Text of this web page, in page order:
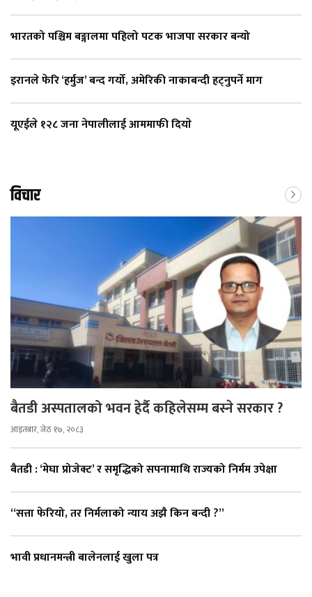
भारतको पश्चिम बङ्गालमा पहिलो पटक भाजपा सरकार बन्यो
इरानले फेरि ‘हर्मुज’ बन्द गर्यो, अमेरिकी नाकाबन्दी हट्नुपर्ने माग
यूएईले १२८ जना नेपालीलाई आममाफी दियाे
विचार
बैतडी अस्पतालको भवन हेर्दै कहिलेसम्म बस्ने सरकार ?
आइतबार, जेठ १७, २०८३
बैतडी : ‘मेघा प्रोजेक्ट’ र समृद्धिको सपनामाथि राज्यको निर्मम उपेक्षा
“सत्ता फेरियो, तर निर्मलाको न्याय अझै किन बन्दी ?”
भावी प्रधानमन्त्री बालेनलाई खुला पत्र